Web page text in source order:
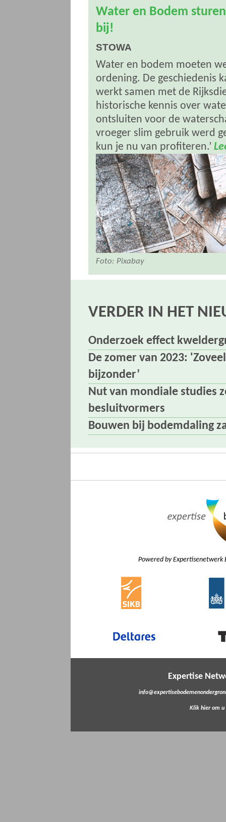
Water en Bodem
bij!
STOWA
Water en bodem moeten
ordening. De geschiedenis
werkt samen met de
historische kennis over
ontsluiten voor de
vroeger slim gebruik werd
kun je nu van profiteren.’
Foto: Pixabay
VERDER IN HET
Onderzoek effect
De zomer van 2023:
bijzonder’
Nut van mondiale studies
besluitvormers
Bouwen bij bodemdaling
Powered by Expertisenetwerk
Expertise
Klik hier om u